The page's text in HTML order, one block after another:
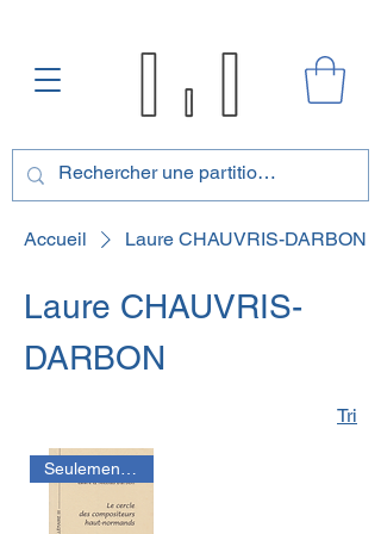
Accueil Laure CHAUVRIS-DARBON
Laure CHAUVRIS-
DARBON
Tri